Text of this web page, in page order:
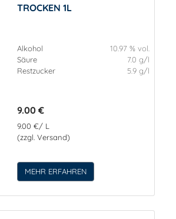
TROCKEN 1L
Alkohol
10.97 % vol.
Säure
7.0 g/l
Restzucker
5.9 g/l
9.00 €
9.00 €/ L
(zzgl. Versand)
MEHR ERFAHREN